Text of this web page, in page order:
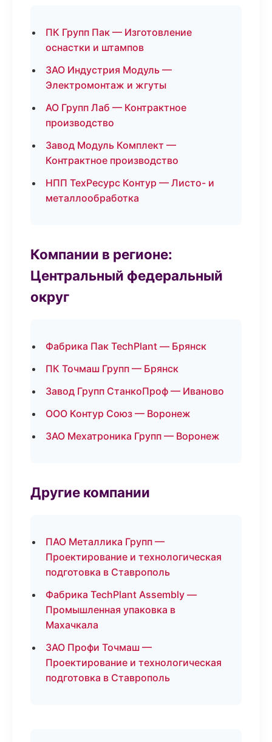
ПК Групп Пак — Изготовление
оснастки и штампов
ЗАО Индустрия Модуль —
Электромонтаж и жгуты
АО Групп Лаб — Контрактное
производство
Завод Модуль Комплект —
Контрактное производство
НПП ТехРесурс Контур — Листо- и
металлообработка
Компании в регионе:
Центральный федеральный
округ
Фабрика Пак TechPlant — Брянск
ПК Точмаш Групп — Брянск
Завод Групп СтанкоПроф — Иваново
ООО Контур Союз — Воронеж
ЗАО Мехатроника Групп — Воронеж
Другие компании
ПАО Металлика Групп —
Проектирование и технологическая
подготовка в Ставрополь
Фабрика TechPlant Assembly —
Промышленная упаковка в
Махачкала
ЗАО Профи Точмаш —
Проектирование и технологическая
подготовка в Ставрополь